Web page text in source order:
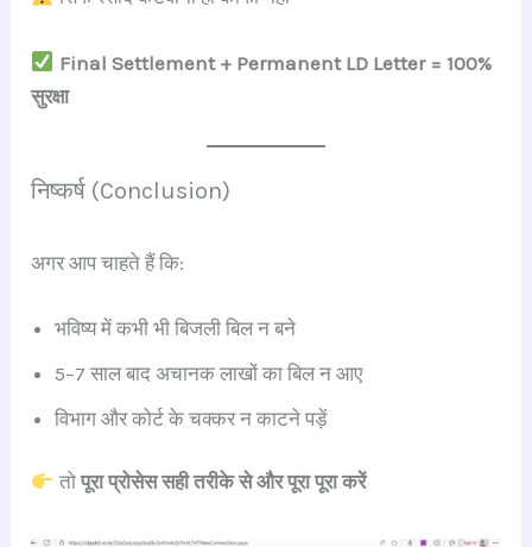
Final Settlement + Permanent LD Letter = 100%
सुरक्षा
निष्कर्ष (Conclusion)
अगर आप चाहते हैं कि:
भविष्य में कभी भी बिजली बिल न बने
5–7 साल बाद अचानक लाखों का बिल न आए
विभाग और कोर्ट के चक्कर न काटने पड़ें
तो पूरा प्रोसेस सही तरीके से और पूरा पूरा करें